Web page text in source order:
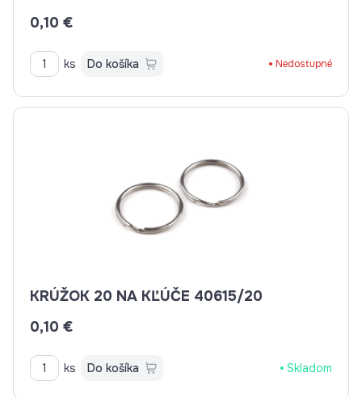
0,10 €
ks Do košíka Nedostupné
KRÚŽOK 20 NA KĽÚČE 40615/20
0,10 €
ks Do košíka Skladom